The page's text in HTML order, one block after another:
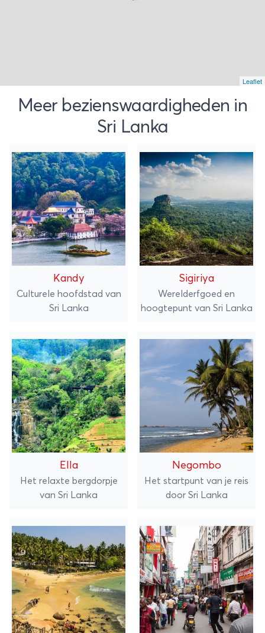
Leaflet
Meer bezienswaardigheden in
Sri Lanka
Kandy
Culturele hoofdstad van
Sri Lanka
Sigiriya
Werelderfgoed en
hoogtepunt van Sri Lanka
Ella
Het relaxte bergdorpje
van Sri Lanka
Negombo
Het startpunt van je reis
door Sri Lanka